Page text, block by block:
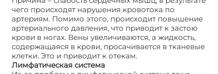
чего происходят нарушения кровотока по
артериям. Помимо этого, происходит повышение
артериального давления, что приводит к застою
крови в ногах. Вены увеличиваются, а жидкость,
содержащаяся в крови, просачивается в тканевые
клетки. Это и приводит к отекам.
Лимфатическая система